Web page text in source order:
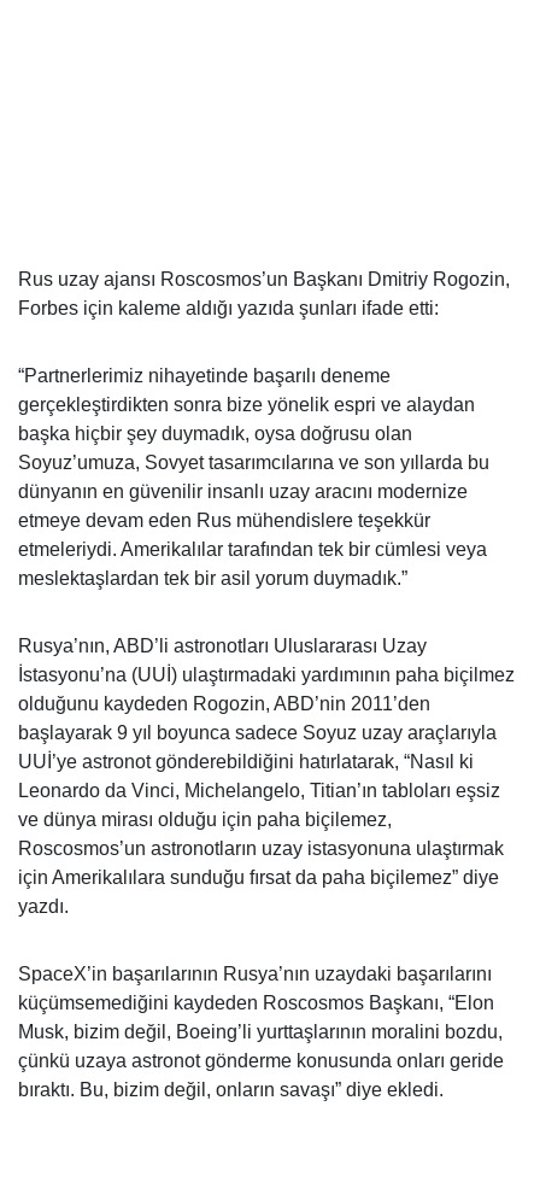
Rus uzay ajansı Roscosmos’un Başkanı Dmitriy Rogozin,
Forbes için kaleme aldığı yazıda şunları ifade etti:
“Partnerlerimiz nihayetinde başarılı deneme
gerçekleştirdikten sonra bize yönelik espri ve alaydan
başka hiçbir şey duymadık, oysa doğrusu olan
Soyuz’umuza, Sovyet tasarımcılarına ve son yıllarda bu
dünyanın en güvenilir insanlı uzay aracını modernize
etmeye devam eden Rus mühendislere teşekkür
etmeleriydi. Amerikalılar tarafından tek bir cümlesi veya
meslektaşlardan tek bir asil yorum duymadık.”
Rusya’nın, ABD’li astronotları Uluslararası Uzay
İstasyonu’na (UUİ) ulaştırmadaki yardımının paha biçilmez
olduğunu kaydeden Rogozin, ABD’nin 2011’den
başlayarak 9 yıl boyunca sadece Soyuz uzay araçlarıyla
UUİ’ye astronot gönderebildiğini hatırlatarak, “Nasıl ki
Leonardo da Vinci, Michelangelo, Titian’ın tabloları eşsiz
ve dünya mirası olduğu için paha biçilemez,
Roscosmos’un astronotların uzay istasyonuna ulaştırmak
için Amerikalılara sunduğu fırsat da paha biçilemez” diye
yazdı.
SpaceX’in başarılarının Rusya’nın uzaydaki başarılarını
küçümsemediğini kaydeden Roscosmos Başkanı, “Elon
Musk, bizim değil, Boeing’li yurttaşlarının moralini bozdu,
çünkü uzaya astronot gönderme konusunda onları geride
bıraktı. Bu, bizim değil, onların savaşı” diye ekledi.